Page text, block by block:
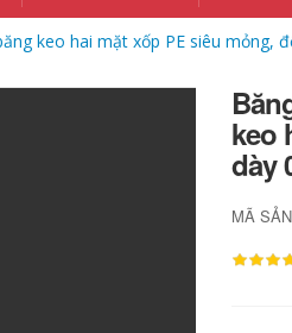
keo hai mặt xốp PE siêu mỏng,
keo
dày
MÃ